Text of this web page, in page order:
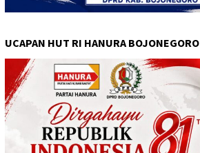
UCAPAN HUT RI HANURA BOJONEGORO